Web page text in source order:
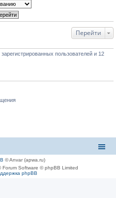
Перейти
пользователей и 12
© Anvar (apwa.ru)
Forum Software © phpBB Limited
phpBB